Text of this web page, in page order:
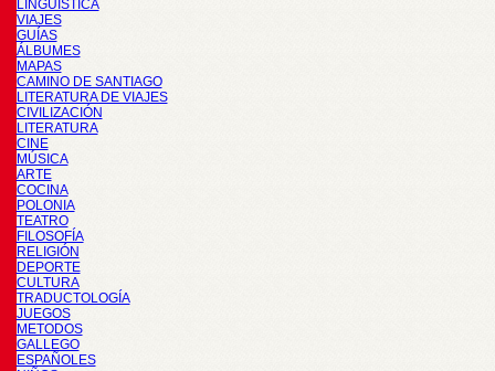
LINGÜÍSTICA
VIAJES
GUÍAS
ÁLBUMES
MAPAS
CAMINO DE SANTIAGO
LITERATURA DE VIAJES
CIVILIZACIÓN
LITERATURA
CINE
MÚSICA
ARTE
COCINA
POLONIA
TEATRO
FILOSOFÍA
RELIGIÓN
DEPORTE
CULTURA
TRADUCTOLOGÍA
JUEGOS
METODOS
GALLEGO
ESPAÑOLES